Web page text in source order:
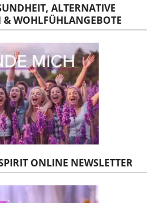
ALTERNATIVE
WOHLFÜHLANGEBOTE
ONLINE NEWSLETTER